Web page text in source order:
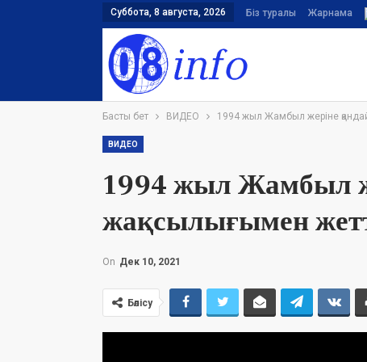
Суббота, 8 августа, 2026 Біз туралы Жарнама
Басты бет ВИДЕО 1994 жыл Жамбыл жеріне
ВИДЕО
1994 жыл Жамбыл
жақсылығымен
On Дек 10, 2021
Бөлісу